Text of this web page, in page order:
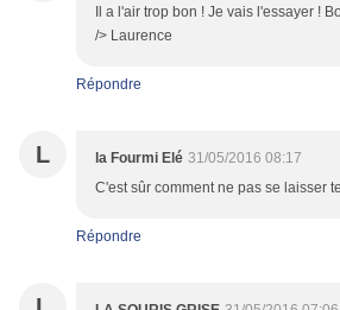
Il a l'air trop bon ! Je vais l'essayer !
/> Laurence
Répondre
L la Fourmi Elé 31/05/2016 08:17
C'est sûr comment ne pas se laisser
Répondre